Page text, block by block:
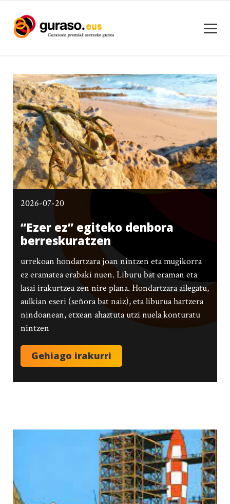
2026-07-20
“Ezer ez” egiteko denbora
berreskuratzen
urrekoan hondartzara joan nintzen eta mugikorra
ez eramatea erabaki nuen. Liburu bat eraman eta
lasai irakurtzea zen nire plana. Hondartzara ailegatu,
aulkian eseri (señora bat naiz), eta liburua hartzera
nindoanean, etxean ahaztuta utzi nuela konturatu
nintzen